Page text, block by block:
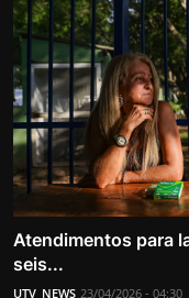
Atendimentos para
seis...
UTV_NEWS 23/04/2026 - 04:30